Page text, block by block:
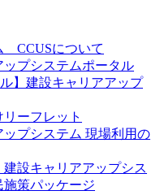
CCUSについて
プシステムポータル
】建設キャリアアップ
ーフレット
プシステム 現場利用の
設キャリアアップシス
策パッケージ